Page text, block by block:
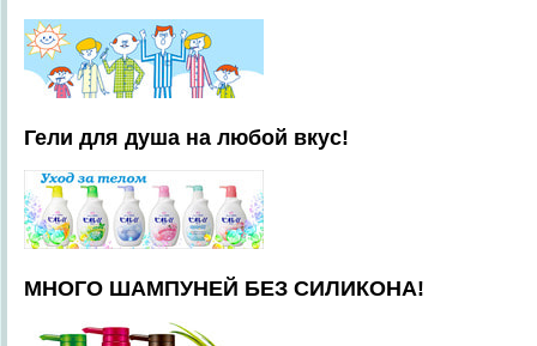
Гели для душа на любой вкус!
МНОГО ШАМПУНЕЙ БЕЗ СИЛИКОНА!